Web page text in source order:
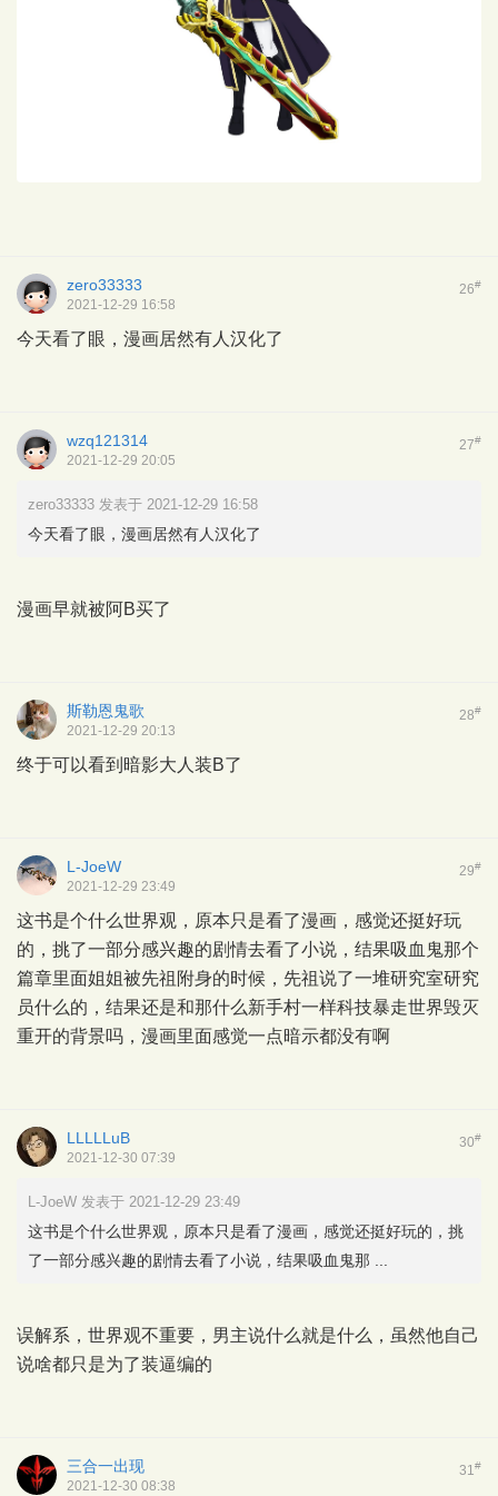
26#
zero33333
2021-12-29 16:58
今天看了眼，漫画居然有人汉化了
27#
wzq121314
2021-12-29 20:05
zero33333 发表于 2021-12-29 16:58
今天看了眼，漫画居然有人汉化了
漫画早就被阿B买了
28#
斯勒恩鬼歌
2021-12-29 20:13
终于可以看到暗影大人装B了
29#
L-JoeW
2021-12-29 23:49
这书是个什么世界观，原本只是看了漫画，感觉还挺好玩
的，挑了一部分感兴趣的剧情去看了小说，结果吸血鬼那个
篇章里面姐姐被先祖附身的时候，先祖说了一堆研究室研究
员什么的，结果还是和那什么新手村一样科技暴走世界毁灭
重开的背景吗，漫画里面感觉一点暗示都没有啊
30#
LLLLLuB
2021-12-30 07:39
L-JoeW 发表于 2021-12-29 23:49
这书是个什么世界观，原本只是看了漫画，感觉还挺好玩的，挑
了一部分感兴趣的剧情去看了小说，结果吸血鬼那 ...
误解系，世界观不重要，男主说什么就是什么，虽然他自己
说啥都只是为了装逼编的
31#
三合一出现
2021-12-30 08:38